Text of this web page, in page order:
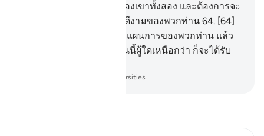
ของพวกท่านด้วยเล่ห์กลของเขาทั้งสอง และต้องการจะ
ลบล้างขนบธรรมเนียมอันดีงามของพวกท่าน 64. [64]
ดังนั้น พวกท่านจงรวบรวมแผนการของพวกท่าน แล้ว
เดินออกมาเป็นแถว และวันนี้ผู้ใดเหนือกว่า ก็จะได้รับ
Society of Institutes and Universities